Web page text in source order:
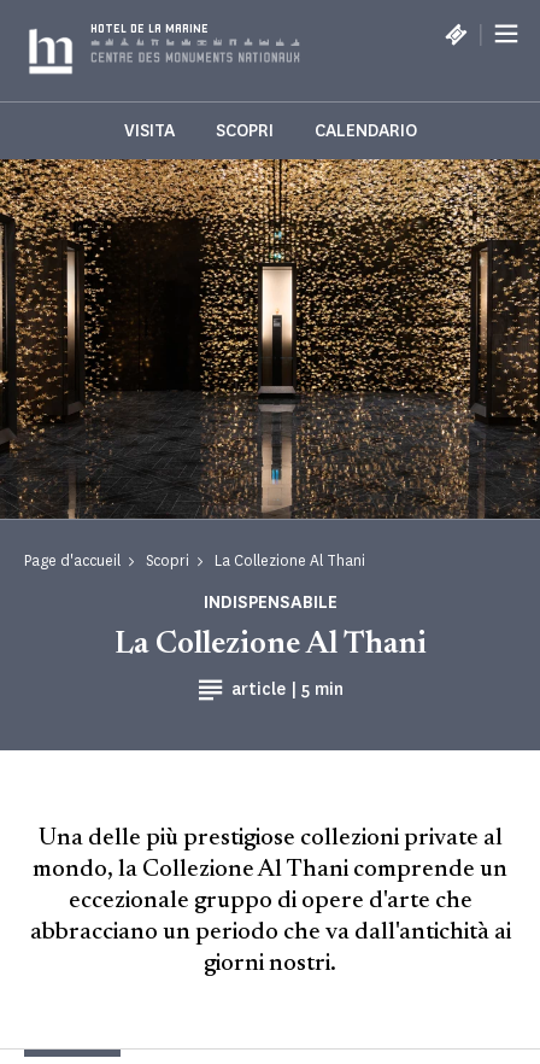
HOTEL DE LA MARINE |
VISITA SCOPRI CALENDARIO
Page d'accueil Scopri La Collezione Al Thani
INDISPENSABILE
article | Tempo di lettura
5 min
La Collezione Al Thani
Una delle più prestigiose collezioni private al
mondo, la Collezione Al Thani comprende un
eccezionale gruppo di opere d'arte che
abbracciano un periodo che va dall'antichità ai
giorni nostri.